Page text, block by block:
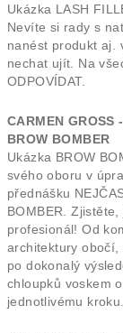
Ukázka LASH
Nevíte si rady s
nanést produkt aj.
nechat ujít. Na
ODPOVÍDAT.
CARMEN GROSS
BROW BOMBER
Ukázka BROW
svého oboru v
přednášku
BOMBER.
profesionál! Od
architektury obočí,
po dokonalý
chloupků voskem
jednotlivému kroku.